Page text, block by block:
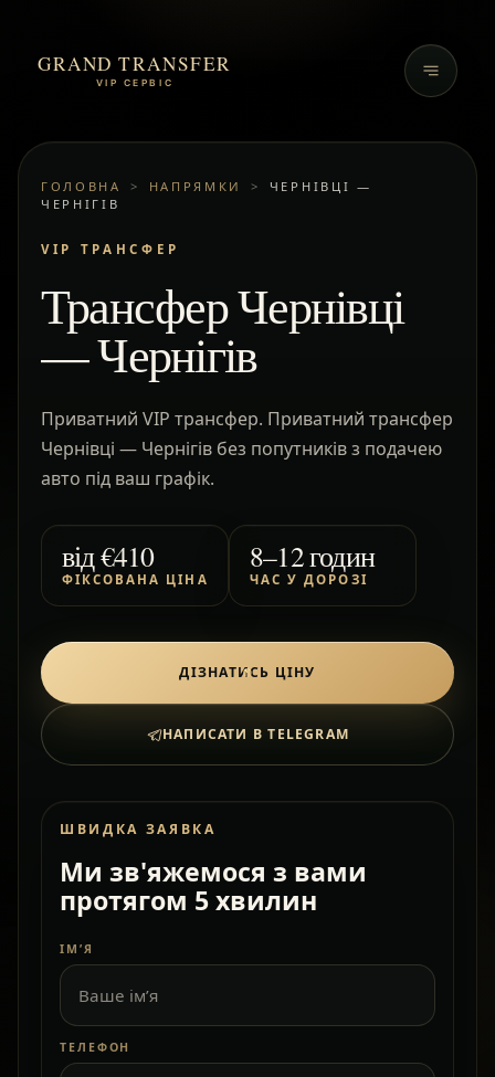
GRAND TRANSFER
VIP СЕРВІС
ГОЛОВНА > НАПРЯМКИ >
ЧЕРНІВЦІ —
ЧЕРНІГІВ
VIP ТРАНСФЕР
Трансфер Чернівці
— Чернігів
Приватний VIP трансфер. Приватний трансфер
Чернівці — Чернігів без попутників з подачею
авто під ваш графік.
від€410
ФІКСОВАНА ЦІНА
8–12 годин
ЧАС У ДОРОЗІ
ДІЗНАТИСЬ ЦІНУ
НАПИСАТИ В TELEGRAM
ШВИДКА ЗАЯВКА
Ми зв'яжемося з вами
протягом 5 хвилин
ІМ’Я
ТЕЛЕФОН